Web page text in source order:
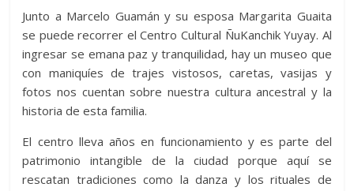
Junto a Marcelo Guamán y su esposa Margarita Guaita
se puede recorrer el Centro Cultural ÑuKanchik Yuyay. Al
ingresar se emana paz y tranquilidad, hay un museo que
con maniquíes de trajes vistosos, caretas, vasijas y
fotos nos cuentan sobre nuestra cultura ancestral y la
historia de esta familia.
El centro lleva años en funcionamiento y es parte del
patrimonio intangible de la ciudad porque aquí se
rescatan tradiciones como la danza y los rituales de